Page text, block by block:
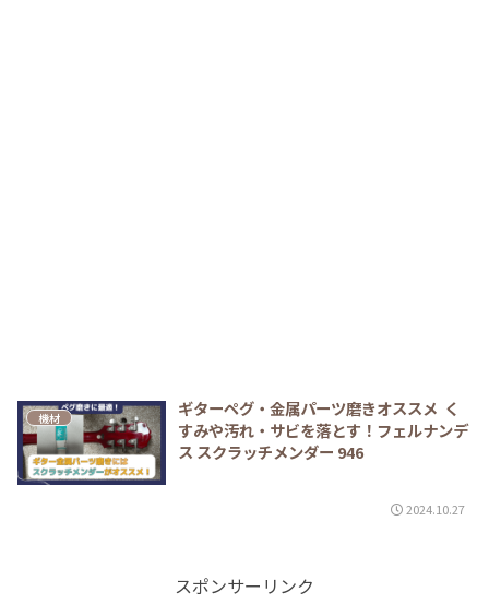
機材
ギターペグ・金属パーツ磨きオススメ く
すみや汚れ・サビを落とす！フェルナンデ
ス スクラッチメンダー 946
2024.10.27
スポンサーリンク